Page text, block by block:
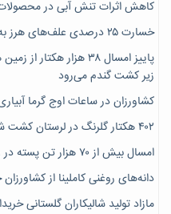
کاهش اثرات تنش آبی در
خسارت ۲۵ درصدی علف‌های هرز به محصولات کشاورزی
پاییز امسال ۳۸ هزار
زیر کشت گندم می‌رود
کشاورزان در ساعات اوج گرما
۴۰۲ هکتار گلرنگ در لرستان کشت شده است
امسال بیش از ۷۰ هزار تن پسته در رفسنجان برداشت می‌شود
دانه‌های روغنی کاملینا از
مازاد تولید شالیکاران گلستانی